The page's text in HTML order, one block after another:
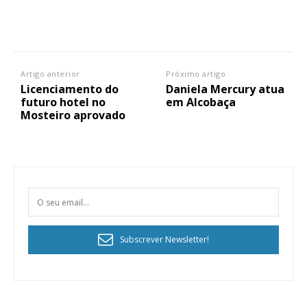
Artigo anterior
Licenciamento do
futuro hotel no
Mosteiro aprovado
Próximo artigo
Daniela Mercury atua
em Alcobaça
Subscrever Newsletter!